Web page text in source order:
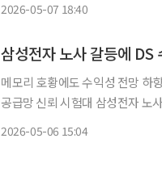
2026-05-07 18:40
삼성전자 노사 갈등에
메모리 호황에도 수익성 전망 하
공급망 신뢰 시험대 삼성전자 노사 갈등이 장기화 조짐을 보이면서 반도체(DS) 부문 수익성
2026-05-06 15:04